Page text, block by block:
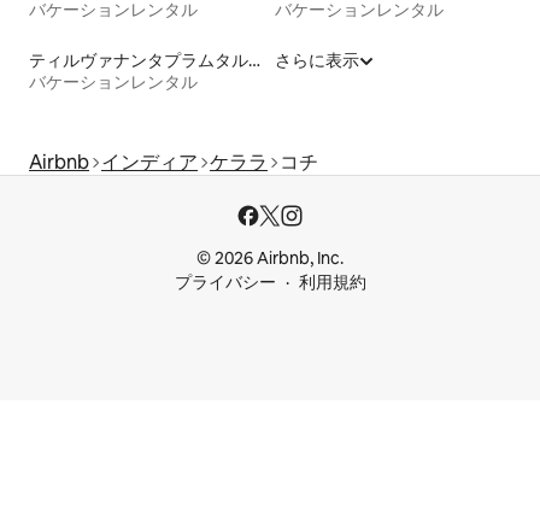
バケーションレンタル
バケーションレンタル
ティルヴァナンタプラムタルク
バケーションレンタル
さらに表示
Airbnb インディア ケララ コチ
© 2026 Airbnb, Inc.
プライバシー
利用規約